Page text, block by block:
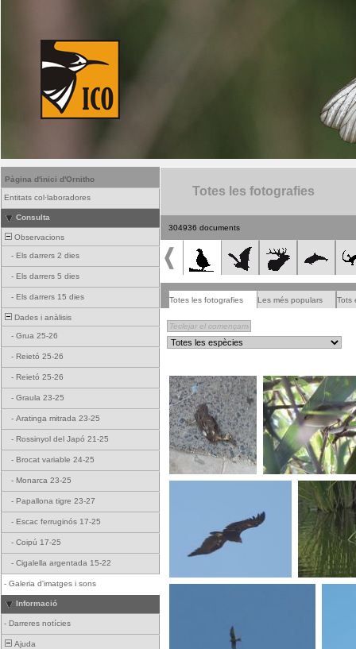
Pàgina d'inici d'Ornitho
Entitats col·laboradores
Consulta
Observacions
- Els darrers 2 dies
- Els darrers 5 dies
- Els darrers 15 dies
Dades i anàlisis
- Grua 25-26
- Reietó 25-26
- Reietó 25-26
- Graula 23-25
- Aratinga mitrada 23-25
- Rossinyol del Japó 21-25
- Brocat variable 24-25
- Monarca 23-25
- Papallona tigre 23-27
- Escac ferruginós 17-25
- Coipú 17-25
- Cigalella argentada 15-22
- Galeria d'imatges i sons
Informació
- Darreres notícies
Ajuda
Totes les fotografies
304936 documents
Totes les fotografies Les més populars Tots